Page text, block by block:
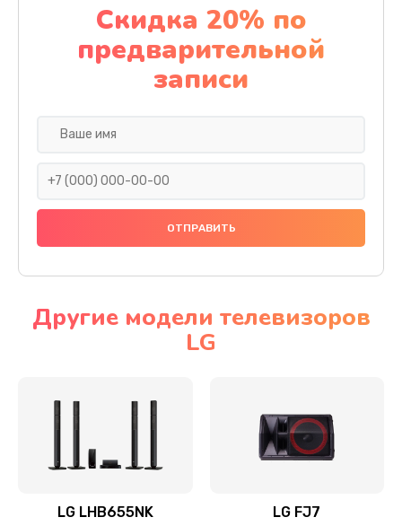
Замена дисплея (экрана)
2000 руб.
Заказать
Ремонт платы электроники
Прошивка
Ремонт механики привода
Ремонт / замена кнопок, клавиш, индикаторов,
Скидка 20% по
предварительной
записи
Другие модели телевизоров
LG
LG LHB655NK LG FJ7